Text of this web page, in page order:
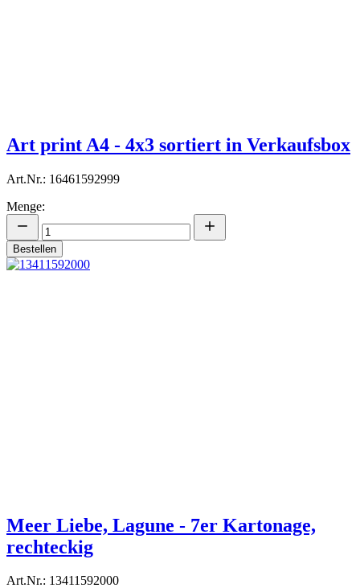
Art print A4 - 4x3 sortiert in Verkaufsbox
Art.Nr.: 16461592999
Menge:
Bestellen
Meer Liebe, Lagune - 7er Kartonage,
rechteckig
Art.Nr.: 13411592000